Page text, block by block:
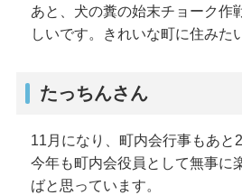
あと、犬の糞の始末チョーク作
しいです。きれいな町に住みた
たっちんさん
11月になり、町内会行事もあと
今年も町内会役員として無事に
ばと思っています。